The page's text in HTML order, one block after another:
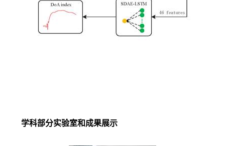
学科部分实验室和成果展示